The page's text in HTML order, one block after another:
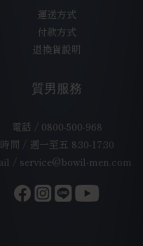
運送方式
付款方式
退換貨說明
質男服務
電話 / 0800-500-968
時間 / 週一至五 8:30-17:30
/ service@bowil-men.com